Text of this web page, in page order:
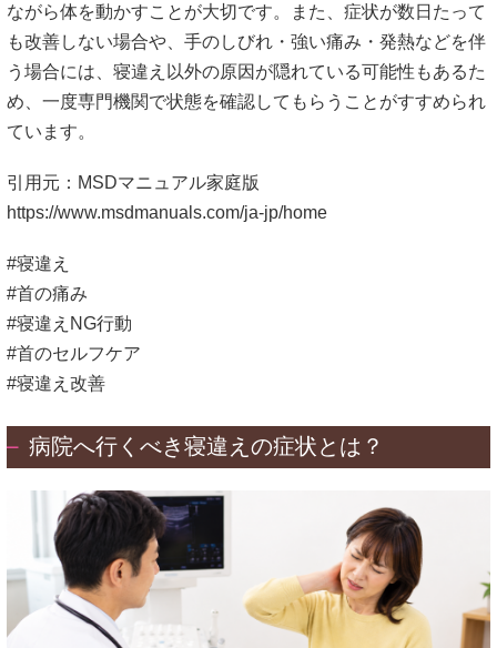
ながら体を動かすことが大切です。また、症状が数日たって
も改善しない場合や、手のしびれ・強い痛み・発熱などを伴
う場合には、寝違え以外の原因が隠れている可能性もあるた
め、一度専門機関で状態を確認してもらうことがすすめられ
ています。
引用元：MSDマニュアル家庭版
https://www.msdmanuals.com/ja-jp/home
#寝違え
#首の痛み
#寝違えNG行動
#首のセルフケア
#寝違え改善
病院へ行くべき寝違えの症状とは？